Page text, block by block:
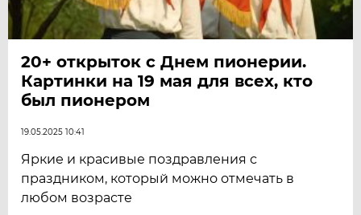
20+ открыток с Днем пионерии.
Картинки на 19 мая для всех, кто
был пионером
19.05.2025 10:41
Яркие и красивые поздравления с
праздником, который можно отмечать в
любом возрасте